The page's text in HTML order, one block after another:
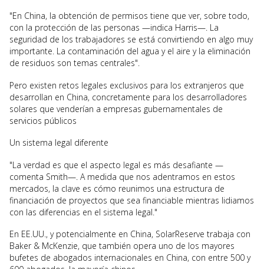
"En China, la obtención de permisos tiene que ver, sobre todo,
con la protección de las personas —indica Harris—. La
seguridad de los trabajadores se está convirtiendo en algo muy
importante. La contaminación del agua y el aire y la eliminación
de residuos son temas centrales".
Pero existen retos legales exclusivos para los extranjeros que
desarrollan en China, concretamente para los desarrolladores
solares que venderían a empresas gubernamentales de
servicios públicos
Un sistema legal diferente
"La verdad es que el aspecto legal es más desafiante —
comenta Smith—. A medida que nos adentramos en estos
mercados, la clave es cómo reunimos una estructura de
financiación de proyectos que sea financiable mientras lidiamos
con las diferencias en el sistema legal."
En EE.UU., y potencialmente en China, SolarReserve trabaja con
Baker & McKenzie, que también opera uno de los mayores
bufetes de abogados internacionales en China, con entre 500 y